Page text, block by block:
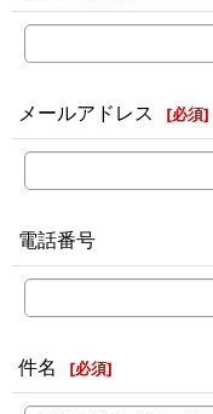
メールアドレス [必須]
電話番号
件名 [必須]